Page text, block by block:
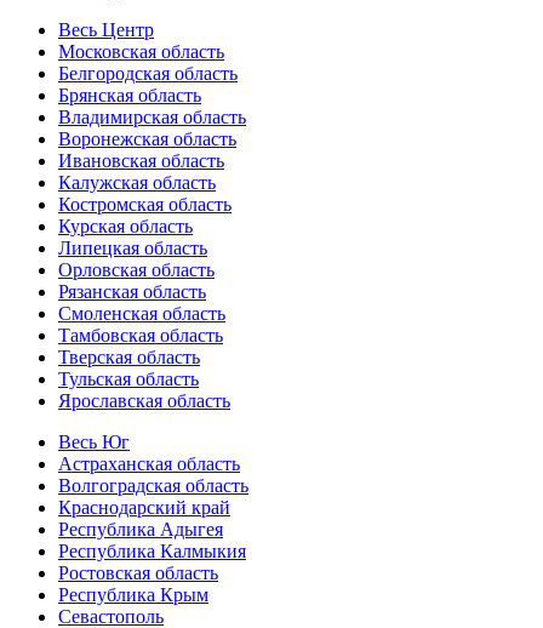
Весь Центр
Московская область
Белгородская область
Брянская область
Владимирская область
Воронежская область
Ивановская область
Калужская область
Костромская область
Курская область
Липецкая область
Орловская область
Рязанская область
Смоленская область
Тамбовская область
Тверская область
Тульская область
Ярославская область
Весь Юг
Астраханская область
Волгоградская область
Краснодарский край
Республика Адыгея
Республика Калмыкия
Ростовская область
Республика Крым
Севастополь